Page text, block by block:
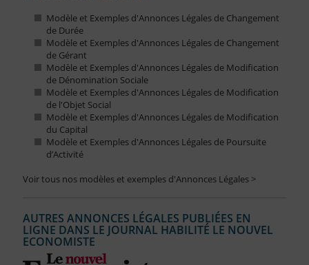
Modèle et Exemples d'Annonces Légales de Changement
de Durée
Modèle et Exemples d'Annonces Légales de Changement
de Gérant
Modèle et Exemples d'Annonces Légales de Modification
de Dénomination Sociale
Modèle et Exemples d'Annonces Légales de Modification
de l'Objet Social
Modèle et Exemples d'Annonces Légales de Modification
du Capital
Modèle et Exemples d'Annonces Légales de Poursuite
d’Activité
Voir tous nos modèles et exemples d'Annonces Légales >
AUTRES ANNONCES LÉGALES PUBLIÉES EN
LIGNE DANS LE JOURNAL HABILITÉ LE NOUVEL
ECONOMISTE